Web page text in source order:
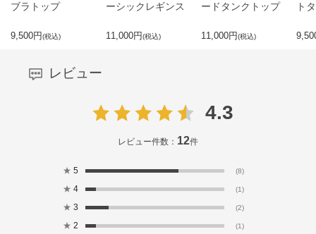
ブラトップ
9,500円(税込)
ーシックレギンス
11,000円(税込)
ードタンクトップ
11,000円(税込)
ト
レビュー
4.3
レビュー件数： 12件
★ 5 (8)
★ 4 (1)
★ 3 (2)
★ 2 (1)